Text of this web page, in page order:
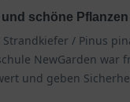
schöne Pflanzen
Strandkiefer / Pinus
NewGarden war
und geben